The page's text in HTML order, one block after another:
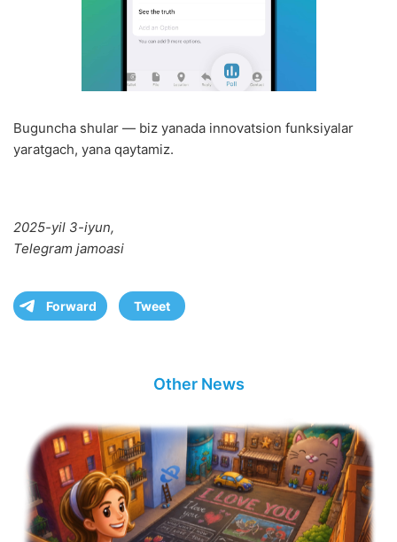
Buguncha shular — biz yanada innovatsion funksiyalar
yaratgach, yana qaytamiz.
2025-yil 3-iyun,
Telegram jamoasi
Forward Tweet
Other News